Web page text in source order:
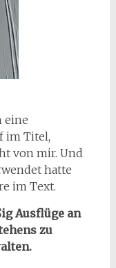
eine
im Titel,
von mir. Und
hatte
im Text.
Ausflüge an
zu